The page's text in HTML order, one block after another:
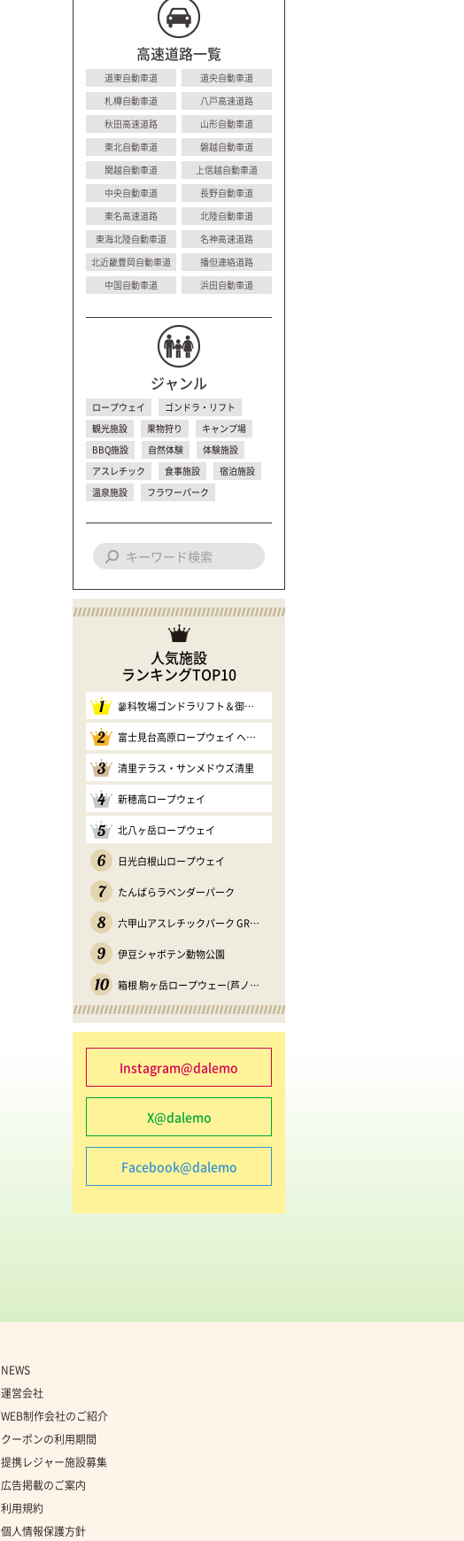
高速道路一覧
道東自動車道
道央自動車道
札樽自動車道
八戸高速道路
秋田高速道路
山形自動車道
東北自動車道
磐越自動車道
関越自動車道
上信越自動車道
中央自動車道
長野自動車道
東名高速道路
北陸自動車道
東海北陸自動車道
名神高速道路
北近畿豊岡自動車道
播但連絡道路
中国自動車道
浜田自動車道
ジャンル
ロープウェイ
ゴンドラ・リフト
観光施設
果物狩り
キャンプ場
BBQ施設
自然体験
体験施設
アスレチック
食事施設
宿泊施設
温泉施設
フラワーパーク
人気施設
ランキングTOP10
1 蓼科牧場ゴンドラリフト＆御泉水自然園
2 富士見台高原ロープウェイ ヘブンスそのはら
3 清里テラス・サンメドウズ清里
4 新穂高ロープウェイ
5 北八ヶ岳ロープウェイ
6 日光白根山ロープウェイ
7 たんばらラベンダーパーク
8 六甲山アスレチックパーク GREENIA
9 伊豆シャボテン動物公園
10 箱根 駒ヶ岳ロープウェー(芦ノソラ)
Instagram@dalemo
X@dalemo
Facebook@dalemo
NEWS
運営会社
WEB制作会社のご紹介
クーポンの利用期間
提携レジャー施設募集
広告掲載のご案内
利用規約
個人情報保護方針